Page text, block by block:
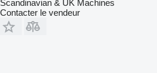
Scandinavian & UK Machines
Contacter le vendeur